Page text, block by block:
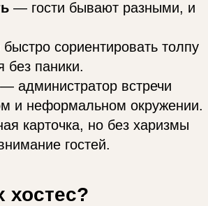
— гости бывают разными, и
сориентировать толпу
без паники.
администратор встречи
и неформальном окружении.
карточка, но без харизмы
гостей.
хостес?